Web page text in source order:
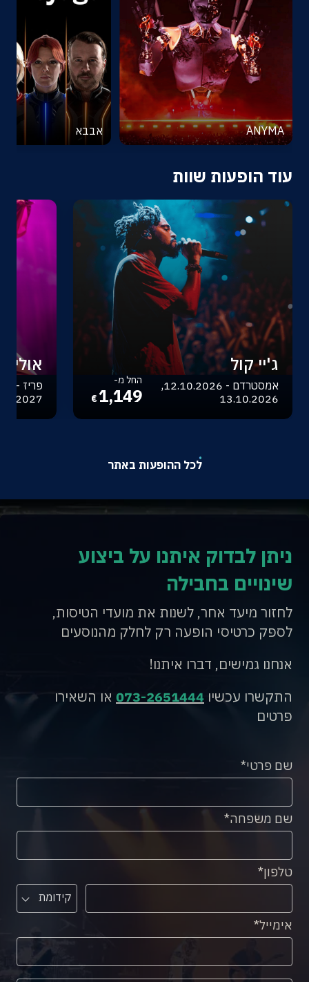
ANYMA אבבא
עוד הופעות שוות
ג'יי קול
אמסטרדם - 12.10.2026,
13.10.2026
החל מ-
1,149
€
לכל ההופעות באתר
ניתן לבדוק איתנו על ביצוע
שינויים בחבילה
לחזור מיעד אחר, לשנות את מועדי הטיסות,
לספק כרטיסי הופעה רק לחלק מהנוסעים
אנחנו גמישים, דברו איתנו!
התקשרו עכשיו 073-2651444 או השאירו
פרטים
שם פרטי
שם משפחה
טלפון
קידומת
אימייל